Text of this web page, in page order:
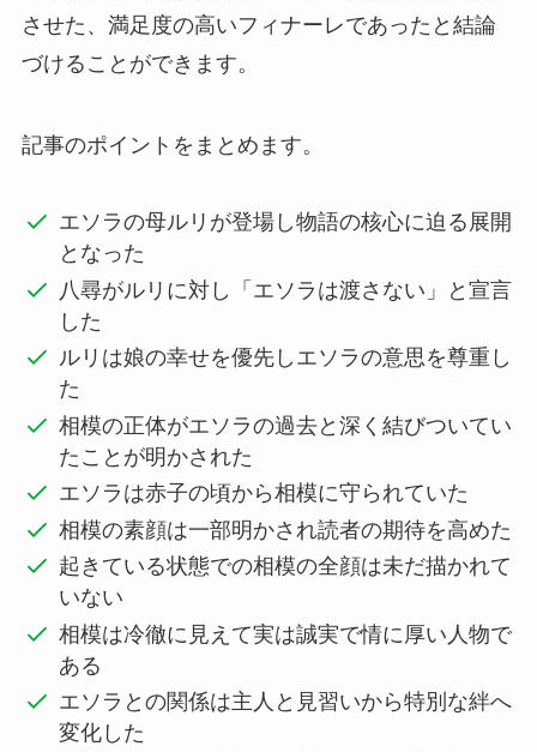
させた、満足度の高いフィナーレであったと結論
づけることができます。
記事のポイントをまとめます。
エソラの母ルリが登場し物語の核心に迫る展開
となった
八尋がルリに対し「エソラは渡さない」と宣言
した
ルリは娘の幸せを優先しエソラの意思を尊重し
た
相模の正体がエソラの過去と深く結びついてい
たことが明かされた
エソラは赤子の頃から相模に守られていた
相模の素顔は一部明かされ読者の期待を高めた
起きている状態での相模の全顔は未だ描かれて
いない
相模は冷徹に見えて実は誠実で情に厚い人物で
ある
エソラとの関係は主人と見習いから特別な絆へ
変化した